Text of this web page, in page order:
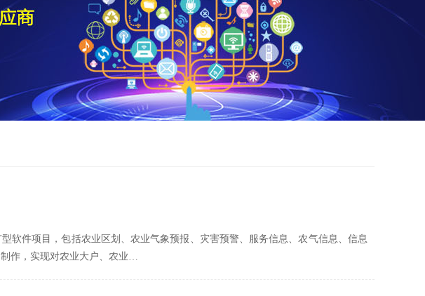
软件项目，包括农业区划、农业气象预报、灾害预警、服务信息、农气信息、信息
作，实现对农业大户、农业…